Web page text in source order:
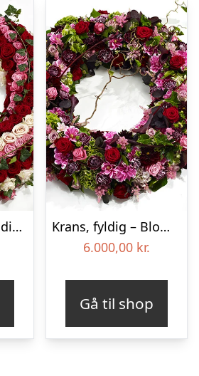
Krans, stor og fyldig – Blomster til begravelse
Krans, fyldig – Blomster til begravelse
6.000,00 kr.
Gå til shop